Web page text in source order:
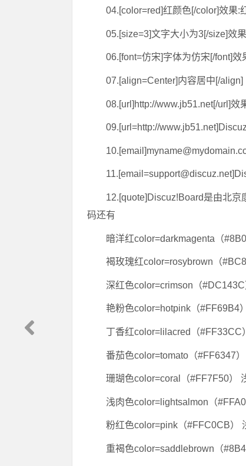
04.[color=red]红颜色[/color]效果:
05.[size=3]文字大小为3[/size]效
06.[font=仿宋]字体为仿宋[/font]效
07.[align=Center]内容居中[/
08.[url]http://www.jb51.net[/url]效
09.[url=http://
12.[quote]Discuz!Board是由北
码还有
暗洋红color=darkmagenta（
褐玫瑰红color=rosybrown（
深红色color=crimson（
艳粉色color=hotpink（#FF69B4
丁香红color=lilacred（#FF33CC
番茄色color=tomato（#FF6347
珊瑚色color=coral（#FF7F50）
浅肉色color=lightsalmon（
粉红色color=pink（#FFC0CB）
重褐色color=saddlebrown（